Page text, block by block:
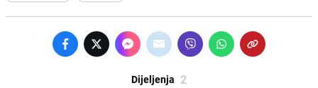
Dijeljenja 2